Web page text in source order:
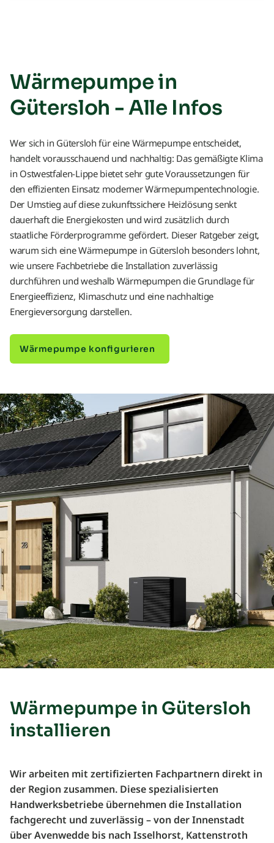
Wärmepumpe in
Gütersloh - Alle Infos
Wer sich in Gütersloh für eine Wärmepumpe entscheidet,
handelt vorausschauend und nachhaltig: Das gemäßigte Klima
in Ostwestfalen-Lippe bietet sehr gute Voraussetzungen für
den effizienten Einsatz moderner Wärmepumpentechnologie.
Der Umstieg auf diese zukunftssichere Heizlösung senkt
dauerhaft die Energiekosten und wird zusätzlich durch
staatliche Förderprogramme gefördert. Dieser Ratgeber zeigt,
warum sich eine Wärmepumpe in Gütersloh besonders lohnt,
wie unsere Fachbetriebe die Installation zuverlässig
durchführen und weshalb Wärmepumpen die Grundlage für
Energieeffizienz, Klimaschutz und eine nachhaltige
Energieversorgung darstellen.
Wärmepumpe konfigurieren
Wärmepumpe in Gütersloh
installieren
Wir arbeiten mit zertifizierten Fachpartnern direkt in
der Region zusammen. Diese spezialisierten
Handwerksbetriebe übernehmen die Installation
fachgerecht und zuverlässig – von der Innenstadt
über Avenwedde bis nach Isselhorst, Kattenstroth